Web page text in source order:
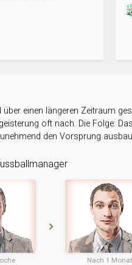
über einen längeren Zeitraum
oft nach. Die Folge:
den Vorsprung
Nach 1 Monat